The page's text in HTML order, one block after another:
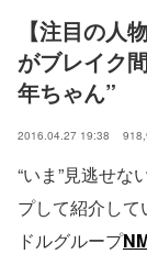
【注目の人
がブレイク
年ちゃん”
2016.04.27 19:38
“いま”見逃せな
プして紹介し
ドルグループ